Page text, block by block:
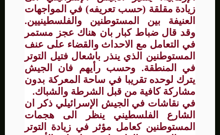
زيادة مقلقة (حسب تعريفه) في المواجهات
العنيفة بين المستوطنين والفلسطينيين.
وقد قال ضباط كبار بان هناك عجز مستمر
في التعامل مع الاحداث والقضاء على عنف
المستوطنين الذي ينذر باشعال فتيل التوتر
في المنطقة. وحسب رأيهم فان الجيش
يترك لوحده تقريبا في ساحة المعركة بدون
مشاركة كافية من قبل الشرطة والشباك.
في نقاشات في الجيش الإسرائيلي ذكر ان
الشارع الفلسطيني ينظر الى هجمات
المستوطنين كعامل مؤثر في زيادة التوتر